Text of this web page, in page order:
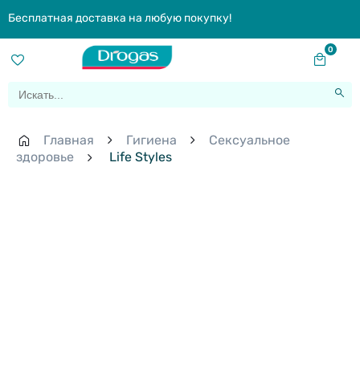
Бесплатная доставка на любую покупку!
0
Главная Гигиена
Сексуальное
здоровье
Life Styles